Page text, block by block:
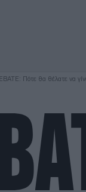
Πότε θα θέλατε να